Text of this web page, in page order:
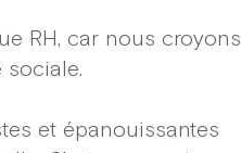
RH, car nous croyons
et épanouissantes